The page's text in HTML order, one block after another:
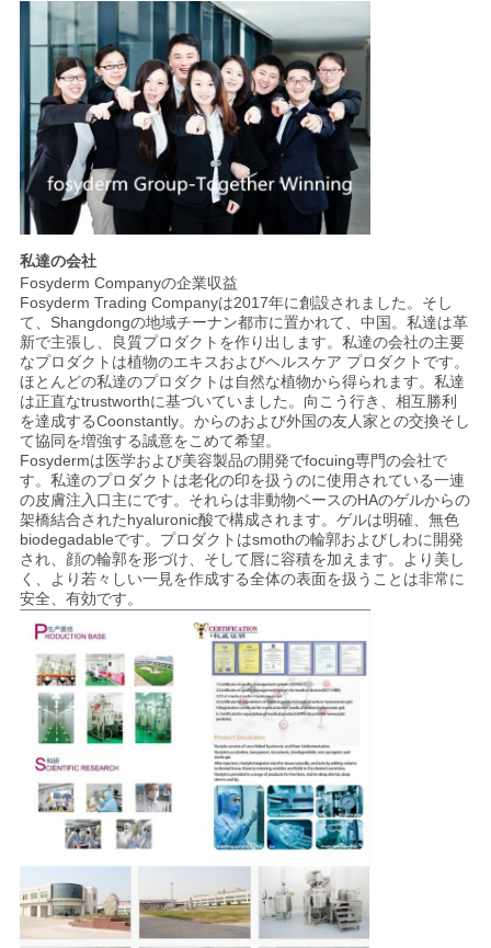
私達の会社
Fosyderm Companyの企業収益
Fosyderm Trading Companyは2017年に創設されました。そし
て、Shangdongの地域チーナン都市に置かれて、中国。私達は革
新で主張し、良質プロダクトを作り出します。私達の会社の主要
なプロダクトは植物のエキスおよびヘルスケア プロダクトです。
ほとんどの私達のプロダクトは自然な植物から得られます。私達
は正直なtrustworthに基づいていました。向こう行き、相互勝利
を達成するCoonstantly。からのおよび外国の友人家との交換そし
て協同を増強する誠意をこめて希望。
Fosydermは医学および美容製品の開発でfocuing専門の会社で
す。私達のプロダクトは老化の印を扱うのに使用されている一連
の皮膚注入口主にです。それらは非動物ベースのHAのゲルからの
架橋結合されたhyaluronic酸で構成されます。ゲルは明確、無色
biodegadableです。プロダクトはsmothの輪郭およびしわに開発
され、顔の輪郭を形づけ、そして唇に容積を加えます。より美し
く、より若々しい一見を作成する全体の表面を扱うことは非常に
安全、有効です。